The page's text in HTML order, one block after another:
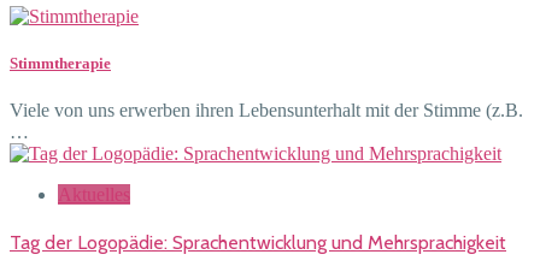
Stimmtherapie
Viele von uns erwerben ihren Lebensunterhalt mit der Stimme (z.B.
…
Aktuelles
Tag der Logopädie: Sprachentwicklung und Mehrsprachigkeit